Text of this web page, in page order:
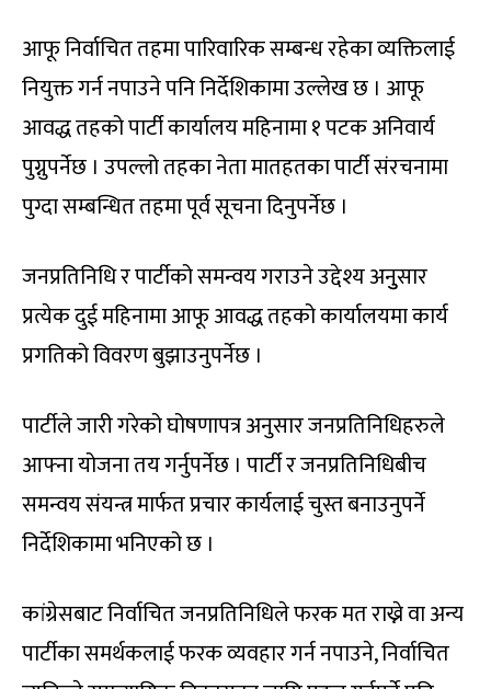
आफू निर्वाचित तहमा पारिवारिक सम्बन्ध रहेका व्यक्तिलाई
नियुक्त गर्न नपाउने पनि निर्देशिकामा उल्लेख छ । आफू
आवद्ध तहको पार्टी कार्यालय महिनामा १ पटक अनिवार्य
पुग्नुपर्नेछ । उपल्लो तहका नेता मातहतका पार्टी संरचनामा
पुग्दा सम्बन्धित तहमा पूर्व सूचना दिनुपर्नेछ ।
जनप्रतिनिधि र पार्टीको समन्वय गराउने उद्देश्य अनुुसार
प्रत्येक दुई महिनामा आफू आवद्ध तहको कार्यालयमा कार्य
प्रगतिको विवरण बुझाउनुपर्नेछ ।
पार्टीले जारी गरेको घोषणापत्र अनुसार जनप्रतिनिधिहरुले
आफ्ना योजना तय गर्नुपर्नेछ । पार्टी र जनप्रतिनिधिबीच
समन्वय संयन्त्र मार्फत प्रचार कार्यलाई चुस्त बनाउनुपर्ने
निर्देशिकामा भनिएको छ ।
कांग्रेसबाट निर्वाचित जनप्रतिनिधिले फरक मत राख्ने वा अन्य
पार्टीका समर्थकलाई फरक व्यवहार गर्न नपाउने, निर्वाचित